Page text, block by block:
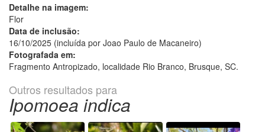
Detalhe na imagem:
Flor
Data de inclusão:
16/10/2025 (incluída por Joao Paulo de Macaneiro)
Fotografada em:
Fragmento Antropizado, localidade Rio Branco, Brusque, SC.
Outros resultados para
Ipomoea indica